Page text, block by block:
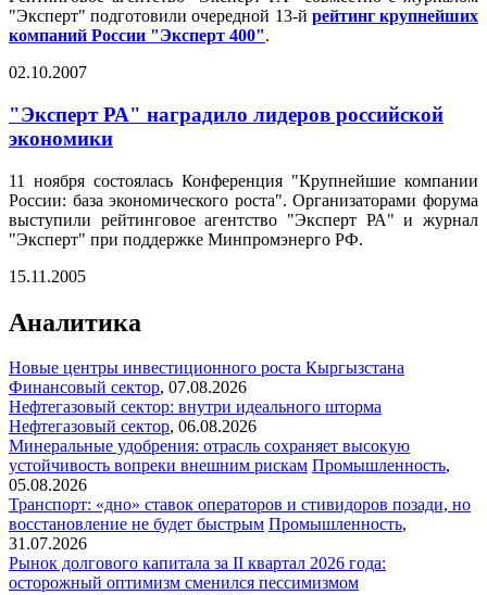
"Эксперт" подготовили очередной 13-й рейтинг крупнейших
компаний России "Эксперт 400".
02.10.2007
"Эксперт РА" наградило лидеров российской
экономики
11 ноября состоялась Конференция "Крупнейшие компании
России: база экономического роста". Организаторами форума
выступили рейтинговое агентство "Эксперт РА" и журнал
"Эксперт" при поддержке Минпромэнерго РФ.
15.11.2005
Аналитика
Новые центры инвестиционного роста Кыргызстана
Финансовый сектор, 07.08.2026
Нефтегазовый сектор: внутри идеального шторма
Нефтегазовый сектор, 06.08.2026
Минеральные удобрения: отрасль сохраняет высокую
устойчивость вопреки внешним рискам Промышленность,
05.08.2026
Транспорт: «дно» ставок операторов и стивидоров позади, но
восстановление не будет быстрым Промышленность,
31.07.2026
Рынок долгового капитала за II квартал 2026 года:
осторожный оптимизм сменился пессимизмом